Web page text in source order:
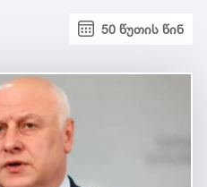
50 წუთის წინ